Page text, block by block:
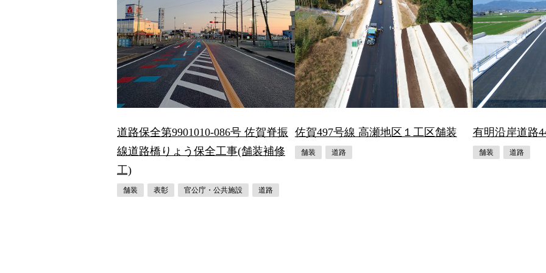
道路保全第9901010-086号 佐賀脊振
線道路橋りょう保全工事(舗装補修
工)
舗装 表彰 官公庁・公共施設 道路
佐賀497号線 高瀬地区１工区舗装
舗装 道路
有明沿岸道路
舗装 道路